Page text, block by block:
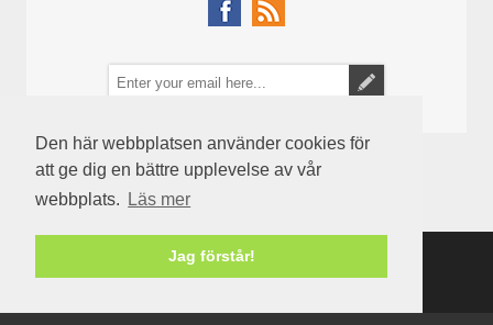
Den här webbplatsen använder cookies för
att ge dig en bättre upplevelse av vår
webbplats.
Läs mer
Jag förstår!
Powered bynopCommerce